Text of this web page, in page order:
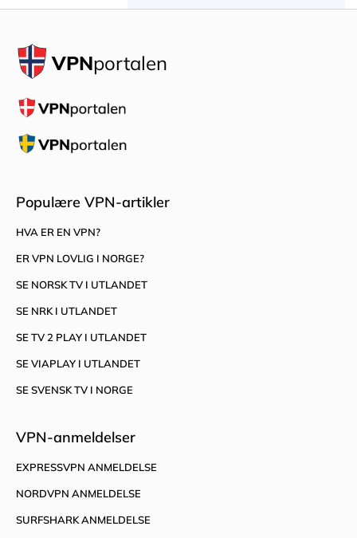
VPNportalen
Populære VPN-artikler
HVA ER EN VPN?
ER VPN LOVLIG I NORGE?
SE NORSK TV I UTLANDET
SE NRK I UTLANDET
SE TV 2 PLAY I UTLANDET
SE VIAPLAY I UTLANDET
SE SVENSK TV I NORGE
VPN-anmeldelser
EXPRESSVPN ANMELDELSE
NORDVPN ANMELDELSE
SURFSHARK ANMELDELSE